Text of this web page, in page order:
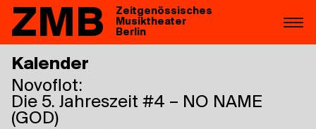
ZMB
Zeitgenössisches
Musiktheater
Berlin
Kalender
Novoflot:
Die 5. Jah­res­zeit #4 – NO NAME
(GOD)